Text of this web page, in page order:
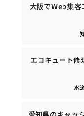
大阪でWeb集客
エコキュート修
水
愛知県のキャッ